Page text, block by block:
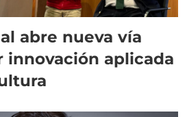
abre nueva vía
innovación aplicada